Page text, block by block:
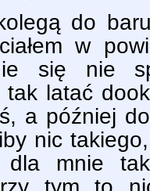
do
w
się nie
tak latać
a później
nic
dla mnie